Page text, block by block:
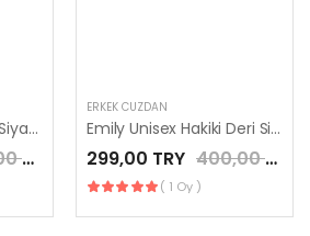
Jordan 2044 Ünisex Siyah Hakiki Deri Fermuarlı
ERKEK CÜZDAN
Emily Unisex Hakiki Deri Siyah Kartlık
299,00 TRY 400,00 TRY
( 1 Oy )